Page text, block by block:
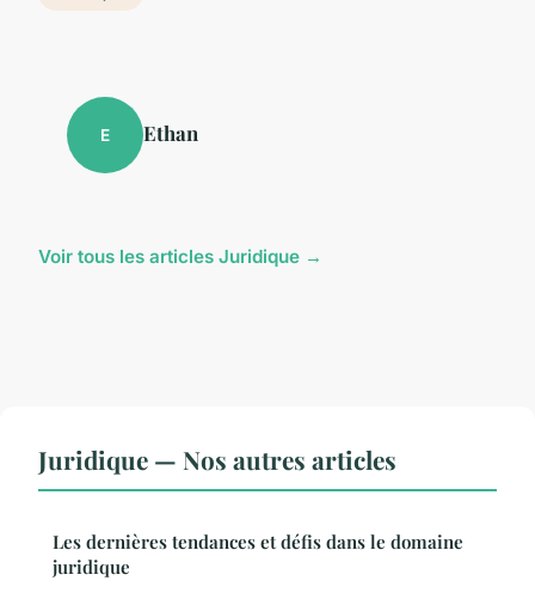
E Ethan
Voir tous les articles Juridique →
Juridique — Nos autres articles
Les dernières tendances et défis dans le domaine
juridique